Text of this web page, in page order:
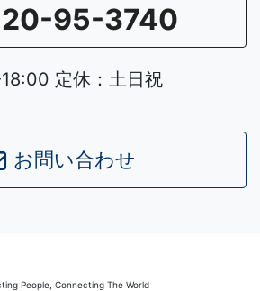
95-3740
定休：土日祝
お問い合わせ
People, Connecting The World